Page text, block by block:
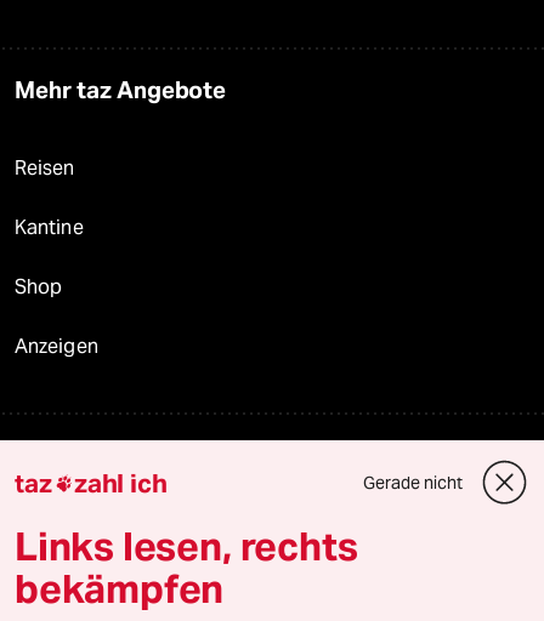
Mehr taz Angebote
Reisen
Kantine
Shop
Anzeigen
Feedback
Aboservice
taz zahl ich Gerade nicht
Links lesen, rechts
bekämpfen